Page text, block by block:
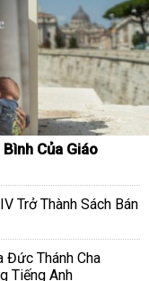
Của Giáo
Trở Thành Sách Bán
Đức Thánh Cha
Tiếng Anh